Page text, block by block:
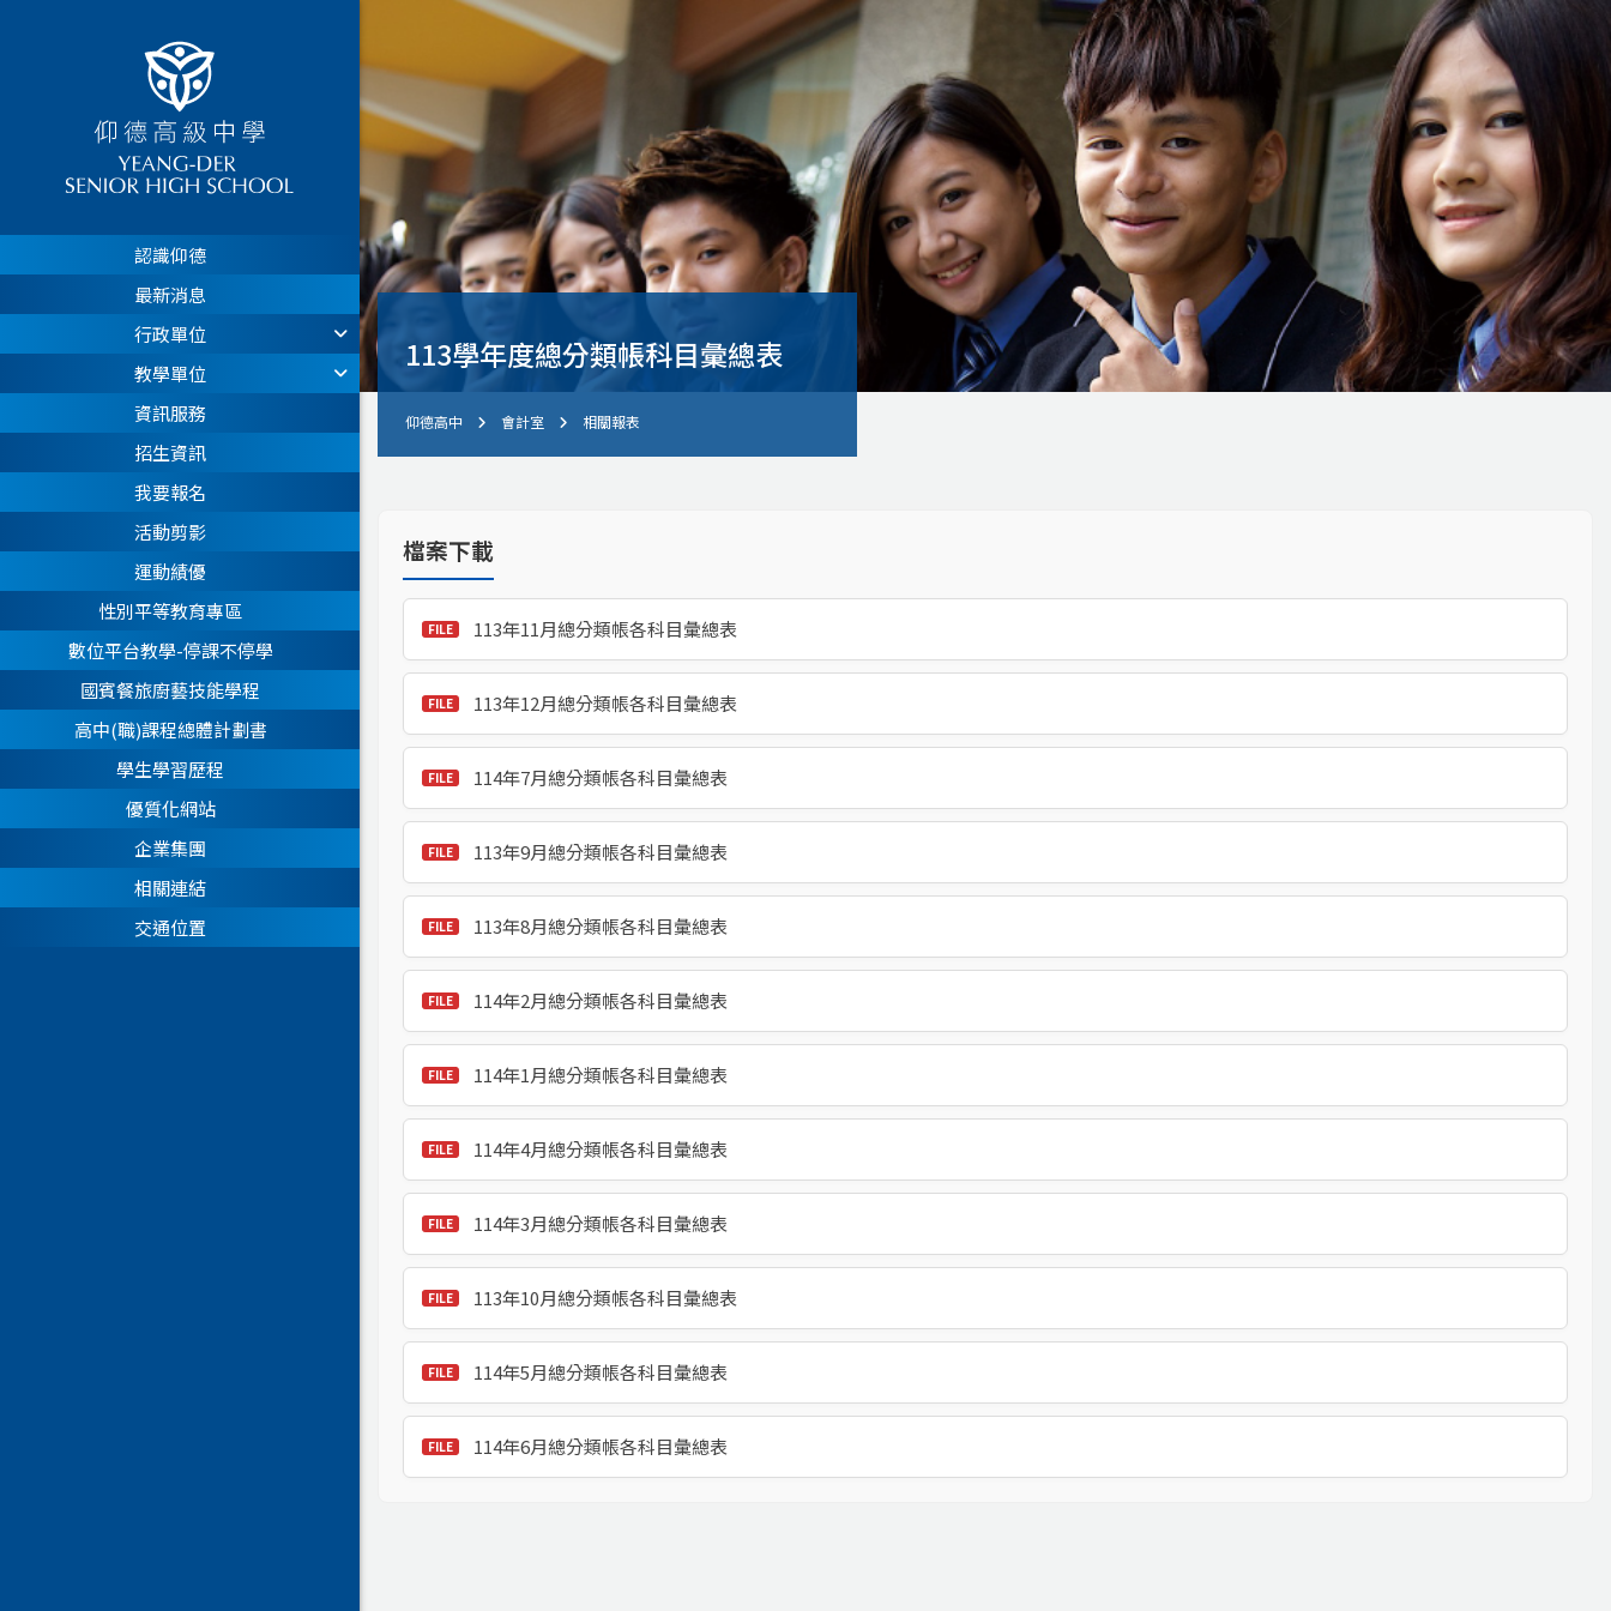
認識仰德
最新消息
行政單位
教學單位
資訊服務
招生資訊
我要報名
活動剪影
運動績優
性別平等教育專區
數位平台教學-停課不停學
國賓餐旅廚藝技能學程
高中(職)課程總體計劃書
學生學習歷程
優質化網站
企業集團
相關連結
交通位置
113學年度總分類帳科目彙總表
仰德高中 會計室 相關報表
檔案下載
113年11月總分類帳各科目彙總表
113年12月總分類帳各科目彙總表
114年7月總分類帳各科目彙總表
113年9月總分類帳各科目彙總表
113年8月總分類帳各科目彙總表
114年2月總分類帳各科目彙總表
114年1月總分類帳各科目彙總表
114年4月總分類帳各科目彙總表
114年3月總分類帳各科目彙總表
113年10月總分類帳各科目彙總表
114年5月總分類帳各科目彙總表
114年6月總分類帳各科目彙總表